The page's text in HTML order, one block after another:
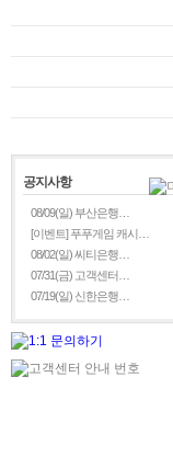
공지사항
08/09(일) 부산은행…
[이벤트] 푸푸게임 캐시…
08/02(일) 씨티은행…
07/31(금) 고객센터…
07/19(일) 신한은행…